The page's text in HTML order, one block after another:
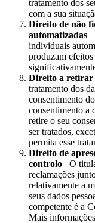
tratamento dos
com a sua
Direito de não
automatizadas
individuais
produzam
Direito a retirar
tratamento dos
consentimento
consentimento a
retire o seu
ser tratados,
permita esse
Direito de
controlo– O
reclamações
relativamente a
seus dados
competente é a
Mais